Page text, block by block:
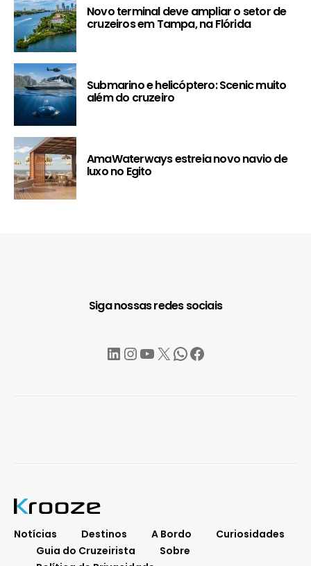
Novo terminal deve ampliar o setor de
cruzeiros em Tampa, na Flórida
Submarino e helicóptero: Scenic muito
além do cruzeiro
AmaWaterways estreia novo navio de
luxo no Egito
Siga nossas redes sociais
LinkedIn
Instagram
YouTube
X WhatsApp
Facebook
Notícias Destinos A Bordo
Curiosidades
Guia do Cruzeirista
Sobre